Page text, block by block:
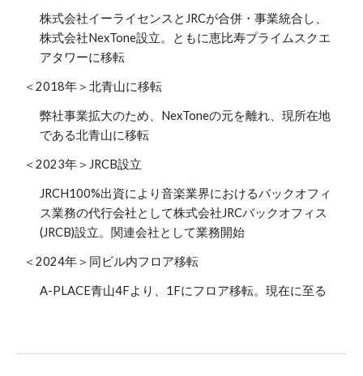
株式会社イーライセンスとJRCが合併・事業統合し、
株式会社NexTone設立。ともに恵比寿プライムスクエ
アタワーに移転
＜2018年＞北青山に移転
弊社事業拡大のため、NexToneの元を離れ、現所在地
である北青山に移転
＜2023年＞JRCB設立
JRCH100%出資により音楽業界におけるバックオフィ
ス業務の代行会社として株式会社JRCバックオフィス
(JRCB)設立。関連会社として業務開始
＜2024年＞同ビル内フロア移転
A-PLACE青山4Fより、1Fにフロア移転。現在に至る